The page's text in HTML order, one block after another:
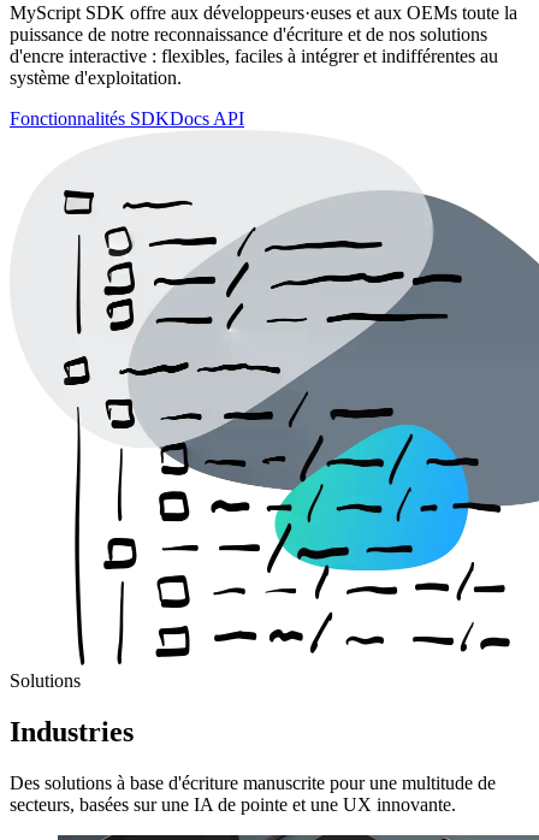
MyScript SDK offre aux développeurs·euses et aux OEMs toute la
puissance de notre reconnaissance d'écriture et de nos solutions
d'encre interactive : flexibles, faciles à intégrer et indifférentes au
système d'exploitation.
Fonctionnalités SDKDocs API
Solutions
Industries
Des solutions à base d'écriture manuscrite pour une multitude de
secteurs, basées sur une IA de pointe et une UX innovante.